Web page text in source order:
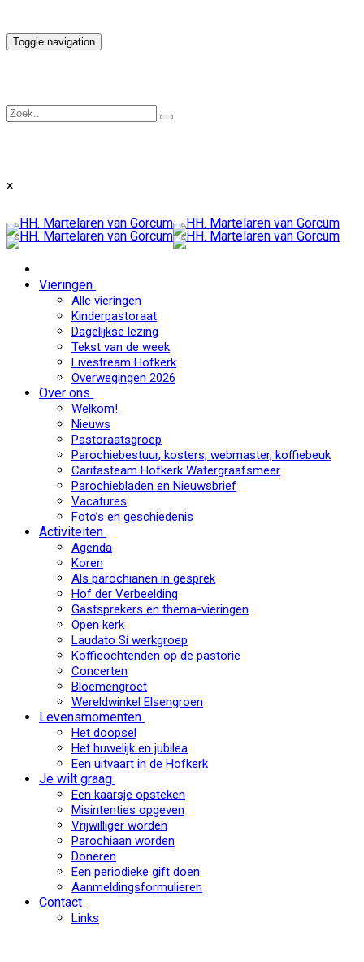
Toggle navigation
×
Vieringen
Alle vieringen
Kinderpastoraat
Dagelijkse lezing
Tekst van de week
Livestream Hofkerk
Overwegingen 2026
Over ons
Welkom!
Nieuws
Pastoraatsgroep
Parochiebestuur, kosters, webmaster, koffiebeuk
Caritasteam Hofkerk Watergraafsmeer
Parochiebladen en Nieuwsbrief
Vacatures
Foto’s en geschiedenis
Activiteiten
Agenda
Koren
Als parochianen in gesprek
Hof der Verbeelding
Gastsprekers en thema-vieringen
Open kerk
Laudato Sí werkgroep
Koffieochtenden op de pastorie
Concerten
Bloemengroet
Wereldwinkel Elsengroen
Levensmomenten
Het doopsel
Het huwelijk en jubilea
Een uitvaart in de Hofkerk
Je wilt graag
Een kaarsje opsteken
Misintenties opgeven
Vrijwilliger worden
Parochiaan worden
Doneren
Een periodieke gift doen
Aanmeldingsformulieren
Contact
Links